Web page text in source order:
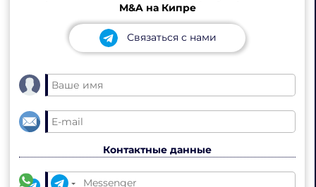
M&A на Кипре
Связаться с нами
Контактные данные